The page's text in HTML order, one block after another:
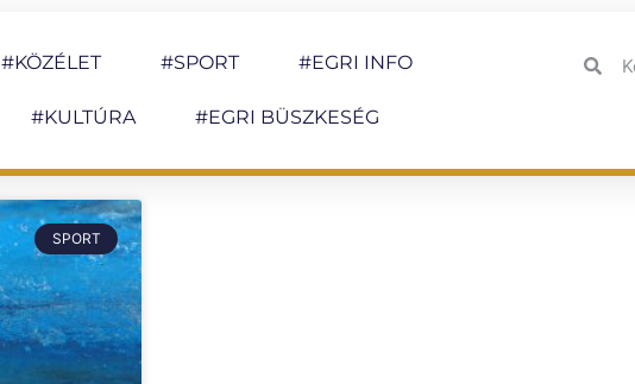
#KÖZÉLET #SPORT #EGRI INFO
#KULTÚRA #EGRI BÜSZKESÉG
SPORT